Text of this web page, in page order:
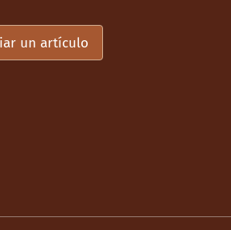
un artículo